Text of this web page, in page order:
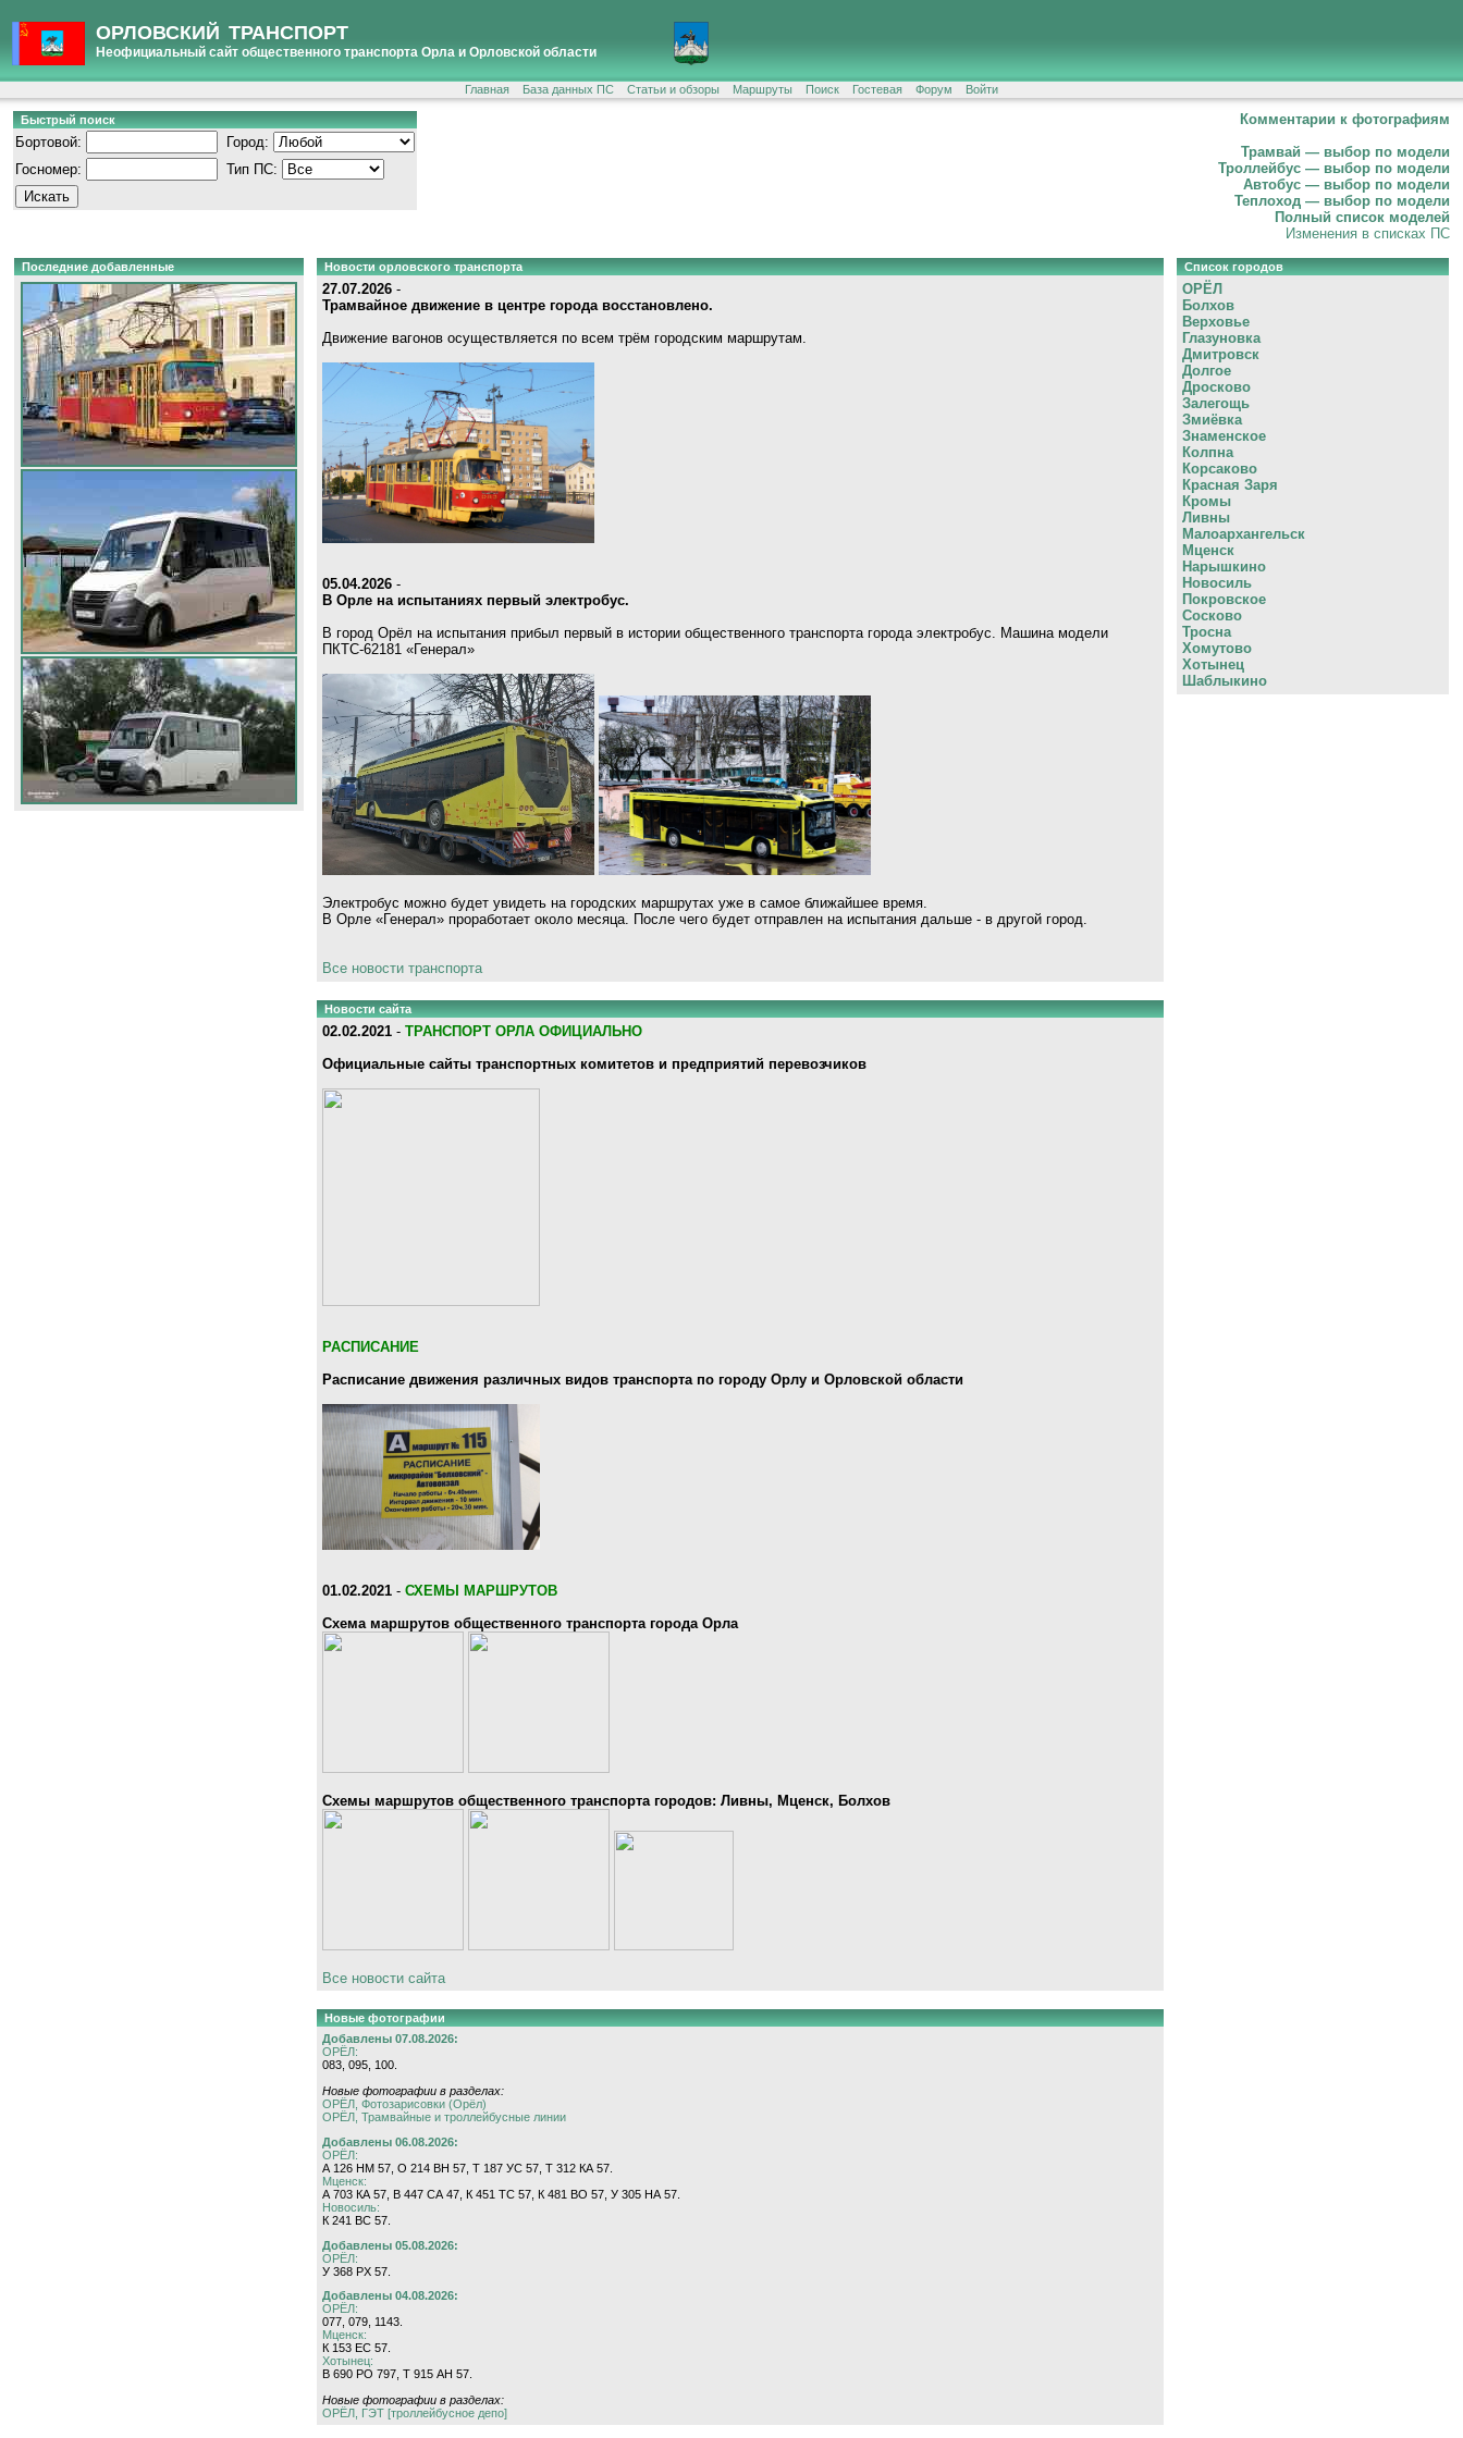
ОРЛОВСКИЙ ТРАНСПОРТ
Неофициальный сайт общественного транспорта Орла и Орловской области
Главная База данных ПС Статьи и обзоры Маршруты Поиск Гостевая Форум Войти
Комментарии к фотографиям
Трамвай — выбор по модели
Троллейбус — выбор по модели
Автобус — выбор по модели
Теплоход — выбор по модели
Полный список моделей
Изменения в списках ПС
Быстрый поиск
Бортовой:
Город:
Госномер:
Тип ПС:
Последние добавленные Новости орловского транспорта
27.07.2026 -
Трамвайное движение в центре города восстановлено.
Движение вагонов осуществляется по всем трём городским маршрутам.
05.04.2026 -
В Орле на испытаниях первый электробус.
В город Орёл на испытания прибыл первый в истории общественного транспорта города электробус. Машина модели
ПКТС-62181 «Генерал»
Электробус можно будет увидеть на городских маршрутах уже в самое ближайшее время.
В Орле «Генерал» проработает около месяца. После чего будет отправлен на испытания дальше - в другой город.
Все новости транспорта
Новости сайта
02.02.2021 - ТРАНСПОРТ ОРЛА ОФИЦИАЛЬНО
Официальные сайты транспортных комитетов и предприятий перевозчиков
РАСПИСАНИЕ
Расписание движения различных видов транспорта по городу Орлу и Орловской области
01.02.2021 - СХЕМЫ МАРШРУТОВ
Схема маршрутов общественного транспорта города Орла
Схемы маршрутов общественного транспорта городов: Ливны, Мценск, Болхов
Все новости сайта
Новые фотографии
Добавлены 07.08.2026:
ОРЁЛ:
083, 095, 100.
Новые фотографии в разделах:
ОРЁЛ, Фотозарисовки (Орёл)
ОРЁЛ, Трамвайные и троллейбусные линии
Добавлены 06.08.2026:
ОРЁЛ:
А 126 НМ 57, О 214 ВН 57, Т 187 УС 57, Т 312 КА 57.
Мценск:
А 703 КА 57, В 447 СА 47, К 451 ТС 57, К 481 ВО 57, У 305 НА 57.
Новосиль:
К 241 ВС 57.
Добавлены 05.08.2026:
ОРЁЛ:
У 368 РХ 57.
Добавлены 04.08.2026:
ОРЁЛ:
077, 079, 1143.
Мценск:
К 153 ЕС 57.
Хотынец:
В 690 РО 797, Т 915 АН 57.
Новые фотографии в разделах:
ОРЁЛ, ГЭТ [троллейбусное депо]
Список городов
ОРЁЛ
Болхов
Верховье
Глазуновка
Дмитровск
Долгое
Дросково
Залегощь
Змиёвка
Знаменское
Колпна
Корсаково
Красная Заря
Кромы
Ливны
Малоархангельск
Мценск
Нарышкино
Новосиль
Покровское
Сосково
Тросна
Хомутово
Хотынец
Шаблыкино